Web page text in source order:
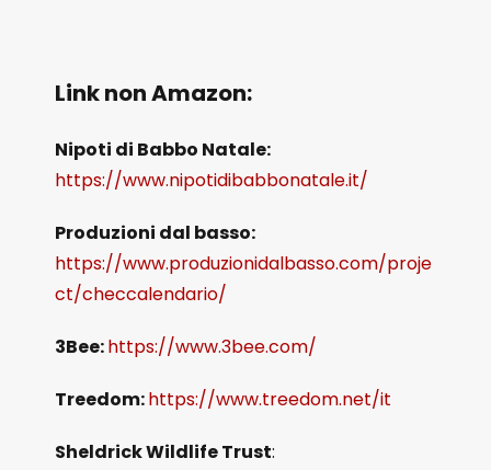
Link non Amazon:
Nipoti di Babbo Natale:
https://www.nipotidibabbonatale.it/
Produzioni dal basso:
https://www.produzionidalbasso.com/proje
ct/checcalendario/
3Bee:https://www.3bee.com/
Treedom:https://www.treedom.net/it
Sheldrick Wildlife Trust: